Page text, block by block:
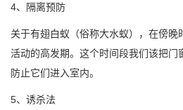
4、隔离预防
关于有翅白蚁（俗称大水蚁），在傍晚
活动的高发期。这个时间段我们该把门
防止它们进入室内。
5、诱杀法